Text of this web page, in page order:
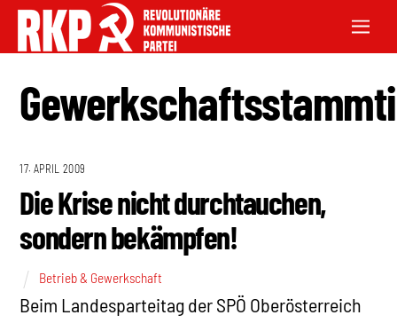
17. APRIL 2009
Die Krise nicht durchtauchen,
sondern bekämpfen!
Betrieb & Gewerkschaft
Beim Landesparteitag der SPÖ Oberösterreich